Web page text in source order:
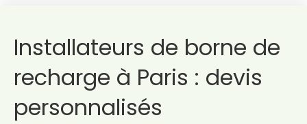
Installateurs de borne de
recharge à Paris : devis
personnalisés